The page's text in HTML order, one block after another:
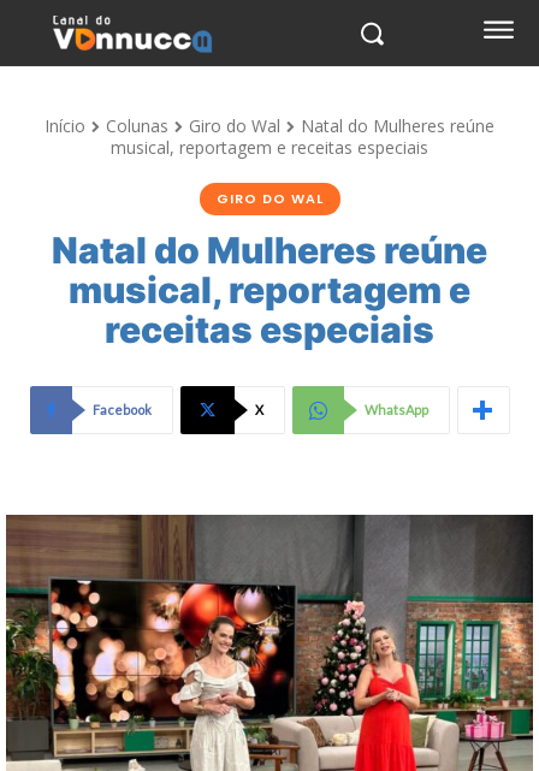
Início Colunas Giro do Wal
Natal do Mulheres reúne
musical, reportagem e receitas especiais
GIRO DO WAL
Natal do Mulheres reúne
musical, reportagem e
receitas especiais
Facebook X WhatsApp